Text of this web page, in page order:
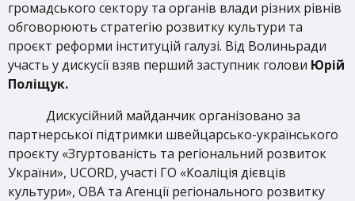
громадського сектору та органів влади різних рівнів
обговорюють стратегію розвитку культури та
проєкт реформи інституцій галузі. Від Волиньради
участь у дискусії взяв перший заступник голови Юрій
Поліщук.
Дискусійний майданчик організовано за
партнерської підтримки швейцарсько-українського
проєкту «Згуртованість та регіональний розвиток
України», UCORD, участі ГО «Коаліція дієвців
культури», ОВА та Агенції регіонального розвитку